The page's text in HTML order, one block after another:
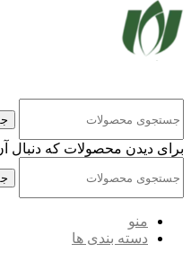
برای دیدن محصولات که دنبال
منو
دسته بندی ها